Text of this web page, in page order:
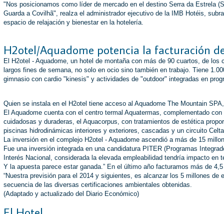
"Nos posicionamos como líder de mercado en el destino Serra da Estrela
Guarda a Covilhã", realza el administrador ejecutivo de la IMB Hotéis,
espacio de relajación y bienestar en la hotelería.
H2otel/Aquadome potencia la facturación
El H2otel - Aquadome, un hotel de montaña con más de 90 cuartos, de
largos fines de semana, no solo en ocio sino también en trabajo. Tiene
gimnasio con cardio "kinesis" y actividades de "outdoor" integradas en
Quien se instala en el H2otel tiene acceso al Aquadome The Mountain
El Aquadome cuenta con el centro termal Aquatermas, complementado
cuidadosas y duraderas, el Aquacorpus, con tratamientos de estética
piscinas hidrodinámicas interiores y exteriores, cascadas y un circuito
La inversión en el complejo H2otel - Aquadome ascendió a más de 15
Fue una inversión integrada en una candidatura PITER (Programas
Interés Nacional, considerada la elevada empleabilidad tendría impacto
Y la apuesta parece estar ganada.” En el último año facturamos más de
“Nuestra previsión para el 2014 y siguientes, es alcanzar los 5 millones
secuencia de las diversas certificaciones ambientales obtenidas.
(Adaptado y actualizado del Diario Económico)